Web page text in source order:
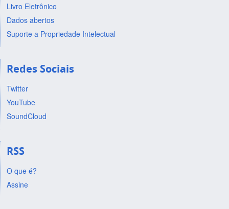
Livro Eletrônico
Dados abertos
Suporte a Propriedade Intelectual
Redes Sociais
Twitter
YouTube
SoundCloud
RSS
O que é?
Assine